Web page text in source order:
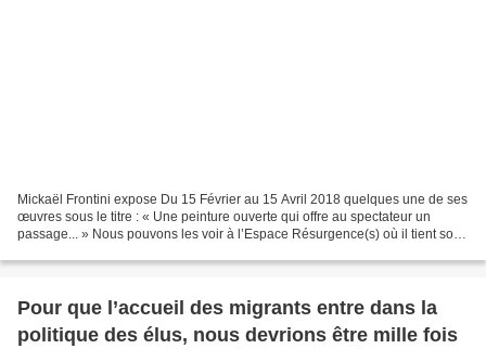
Mickaël Frontini expose Du 15 Février au 15 Avril 2018 quelques une de ses
œuvres sous le titre : « Une peinture ouverte qui offre au spectateur un
passage... » Nous pouvons les voir à l’Espace Résurgence(s) où il tient son
Pour que l’accueil des migrants entre dans la
politique des élus, nous devrions être mille fois